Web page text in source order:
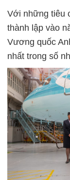
Với những tiêu
thành lập vào
Vương quốc
nhất trong số